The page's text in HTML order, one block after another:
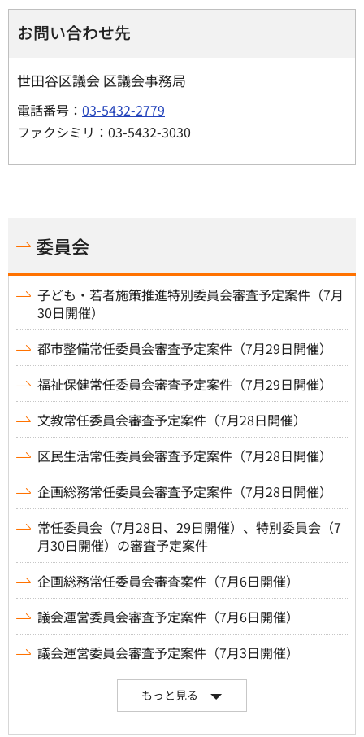
お問い合わせ先
世田谷区議会 区議会事務局
電話番号： 03-5432-2779
ファクシミリ：03-5432-3030
委員会
子ども・若者施策推進特別委員会審査予定案件（7月
30日開催）
都市整備常任委員会審査予定案件（7月29日開催）
福祉保健常任委員会審査予定案件（7月29日開催）
文教常任委員会審査予定案件（7月28日開催）
区民生活常任委員会審査予定案件（7月28日開催）
企画総務常任委員会審査予定案件（7月28日開催）
常任委員会（7月28日、29日開催）、特別委員会（7
月30日開催）の審査予定案件
企画総務常任委員会審査案件（7月6日開催）
議会運営委員会審査予定案件（7月6日開催）
議会運営委員会審査予定案件（7月3日開催）
もっと見る